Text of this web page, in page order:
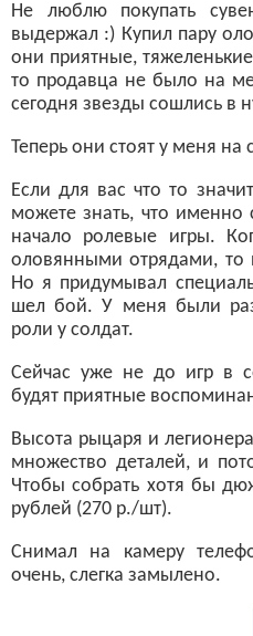
Не люблю покупать
выдержал :) Купил пару
они приятные,
то продавца не было на
сегодня звезды сошлись в
Теперь они стоят у меня на
Если для вас что то
можете знать, что именно
начало ролевые игры.
оловянными отрядами,
Но я придумывал
шел бой. У меня были
роли у солдат.
Сейчас уже не до игр в
будят приятные
Высота рыцаря и
множество деталей, и
Чтобы собрать хотя бы
рублей (270 р./шт).
Снимал на камеру
очень, слегка замылено.